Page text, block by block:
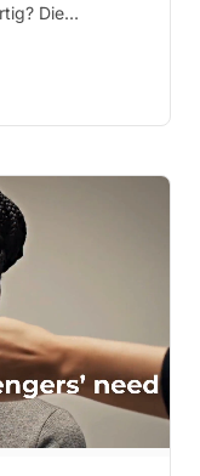
Die